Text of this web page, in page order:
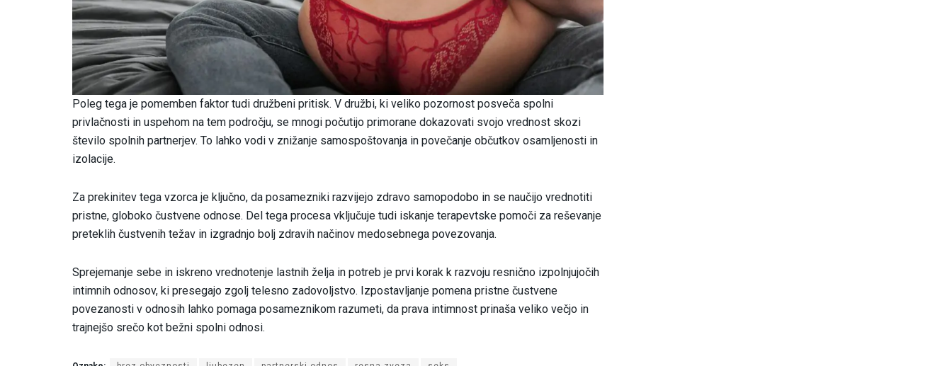
Poleg tega je pomemben faktor tudi družbeni pritisk. V družbi, ki veliko pozornost posveča spolni
privlačnosti in uspehom na tem področju, se mnogi počutijo primorane dokazovati svojo vrednost skozi
število spolnih partnerjev. To lahko vodi v znižanje samospoštovanja in povečanje občutkov osamljenosti in
izolacije.
Za prekinitev tega vzorca je ključno, da posamezniki razvijejo zdravo samopodobo in se naučijo vrednotiti
pristne, globoko čustvene odnose. Del tega procesa vključuje tudi iskanje terapevtske pomoči za reševanje
preteklih čustvenih težav in izgradnjo bolj zdravih načinov medosebnega povezovanja.
Sprejemanje sebe in iskreno vrednotenje lastnih želja in potreb je prvi korak k razvoju resnično izpolnjujočih
intimnih odnosov, ki presegajo zgolj telesno zadovoljstvo. Izpostavljanje pomena pristne čustvene
povezanosti v odnosih lahko pomaga posameznikom razumeti, da prava intimnost prinaša veliko večjo in
trajnejšo srečo kot bežni spolni odnosi.